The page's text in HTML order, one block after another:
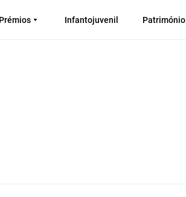
Prémios Infantojuvenil Património